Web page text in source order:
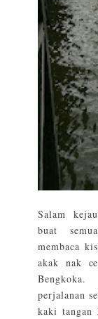
Salam
buat
membaca
akak nak
perjalanan
kaki